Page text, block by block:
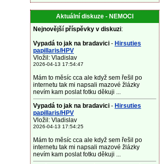
Aktuální diskuze - NEMOCI
Nejnovější příspěvky v diskuzi:
Vypadá to jak na bradavici - Hirsuties
papillaris/HPV
Vložil: Vladislav
2026-04-13 17:54:47
Mám to měsíc cca ale když sem řešil po
internetu tak mi napsali mazové žlázky
nevím kam poslat fotku děkuji ...
Vypadá to jak na bradavici - Hirsuties
papillaris/HPV
Vložil: Vladislav
2026-04-13 17:54:25
Mám to měsíc cca ale když sem řešil po
internetu tak mi napsali mazové žlázky
nevím kam poslat fotku děkuji ...